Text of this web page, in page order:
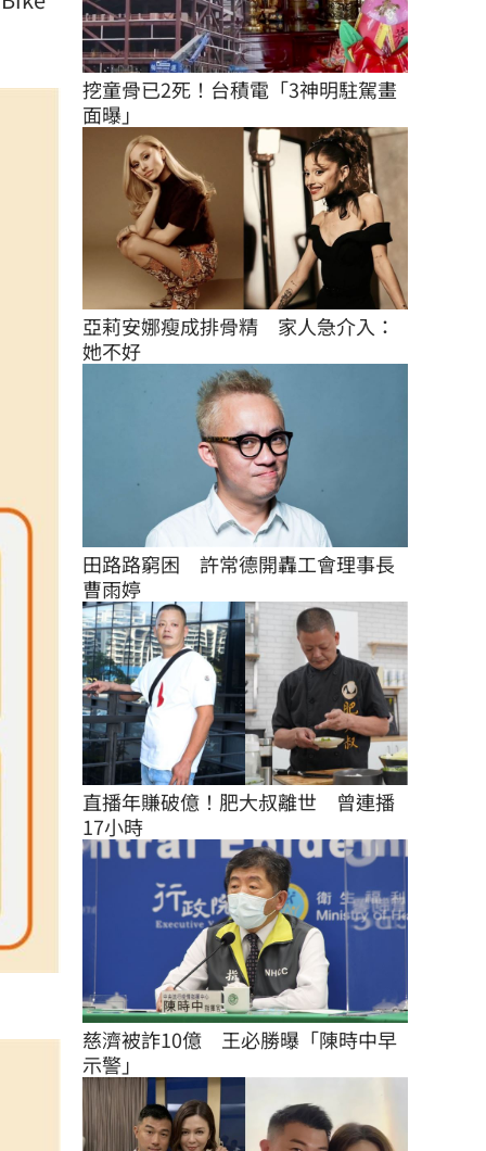
挖童骨已2死！台積電「3神明駐駕畫
面曝」
亞莉安娜瘦成排骨精　家人急介入：
她不好
田路路窮困　許常德開轟工會理事長
曹雨婷
直播年賺破億！肥大叔離世　曾連播
17小時
慈濟被詐10億　王必勝曝「陳時中早
示警」